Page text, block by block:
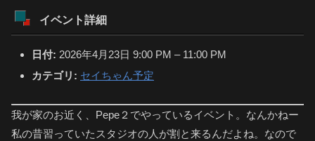
イベント詳細
日付: 2026年4月23日 9:00 PM – 11:00 PM
カテゴリ: セイちゃん予定
我が家のお近く、Pepe２でやっているイベント。なんかねー
私の昔習っていたスタジオの人が割と来るんだよね。なので